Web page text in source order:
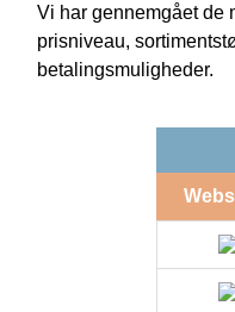
Vi har gennemgået de
prisniveau,
betalingsmuligheder.